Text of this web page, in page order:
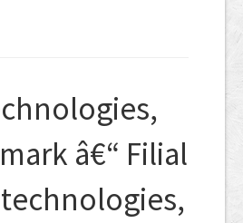
â€“ Filial